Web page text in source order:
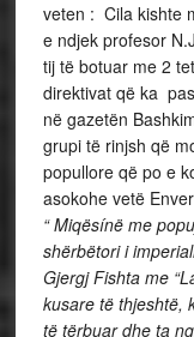
veten : Cila kishte
e ndjek profesor
tij të botuar me 2
direktivat që ka
në gazetën
grupi të rinjsh që
popullore që po e
asokohe vetë
“Miqësínë me
shërbëtori i
Gjergj Fishta me
kusare të thjeshtë,
të tërbuar dhe ta